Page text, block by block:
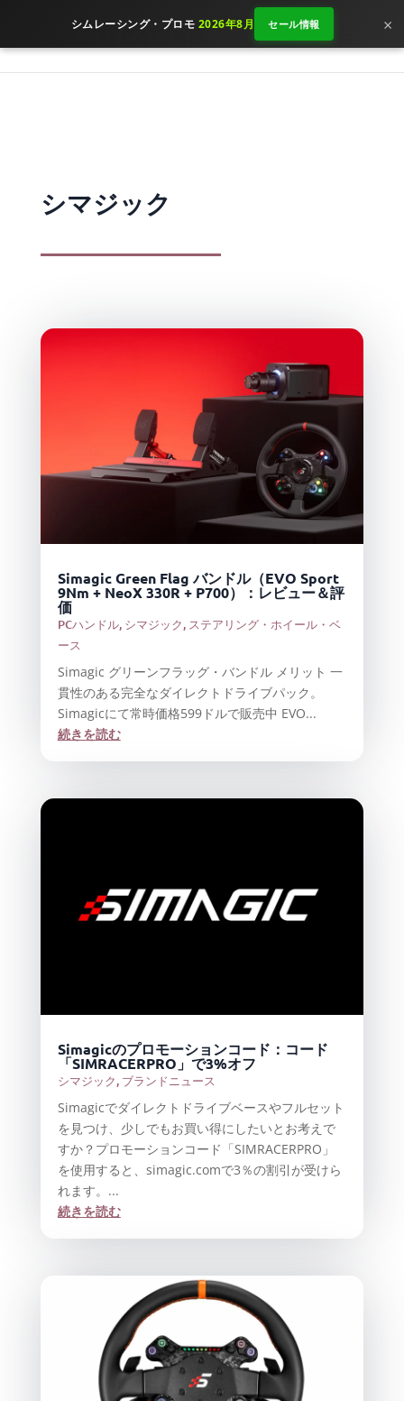
シムレーシング・プロモ 2026年8月 セール情報 ×
シマジック
Simagic Green Flag バンドル（EVO Sport
9Nm + NeoX 330R + P700）：レビュー＆評
価
PCハンドル, シマジック, ステアリング・ホイール・ベ
ース
Simagic グリーンフラッグ・バンドル メリット 一
貫性のある完全なダイレクトドライブパック。
Simagicにて常時価格599ドルで販売中 EVO...
続きを読む
Simagicのプロモーションコード：コード
「SIMRACERPRO」で3%オフ
シマジック, ブランドニュース
Simagicでダイレクトドライブベースやフルセット
を見つけ、少しでもお買い得にしたいとお考えで
すか？プロモーションコード「SIMRACERPRO」
を使用すると、simagic.comで3％の割引が受けら
れます。...
続きを読む